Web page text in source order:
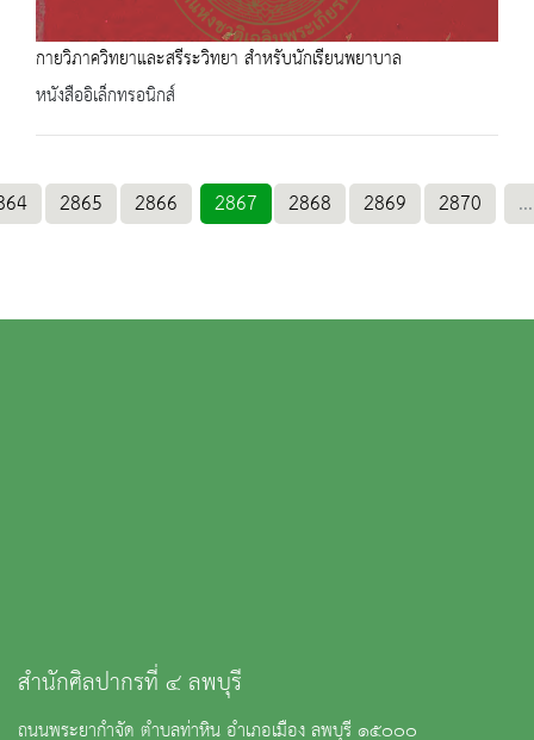
กายวิภาควิทยาและสรีระวิทยา สำหรับนักเรียนพยาบาล
หนังสืออิเล็กทรอนิกส์
2865 2866 2867 2868 2869 2870 ...
สำนักศิลปากรที่ ๔ ลพบุรี
ถนนพระยากำจัด ตำบลท่าหิน อำเภอเมือง ลพบุรี ๑๕๐๐๐